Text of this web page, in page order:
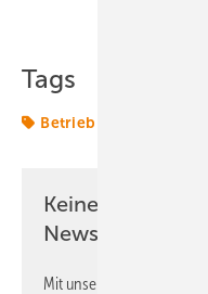
Tags
Betrieb
Keine Zeit? Kein
Newsletter!
Mit unserem Newsletter